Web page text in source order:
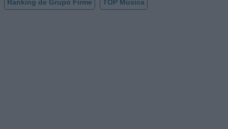
Ranking de Grupo Firme TOP Música